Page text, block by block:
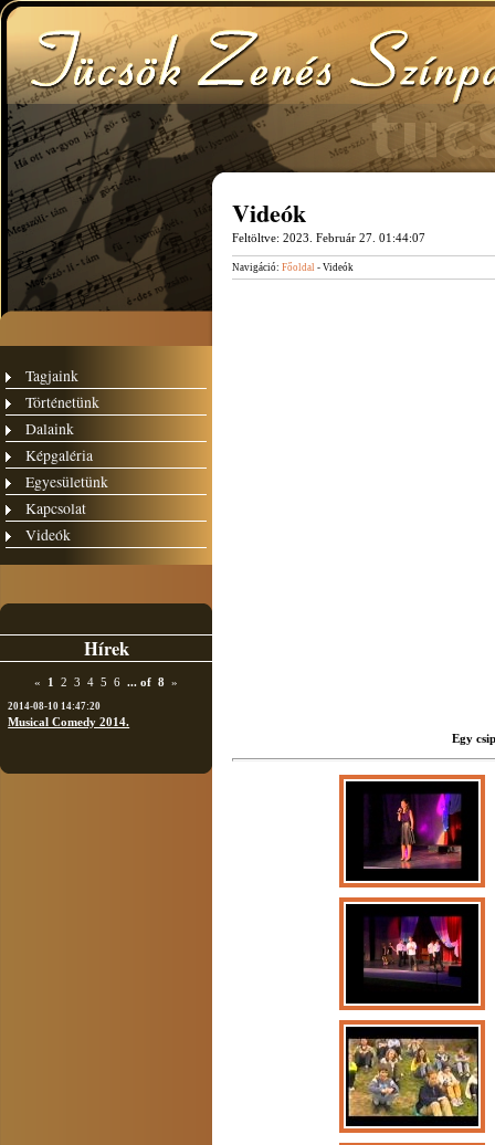
Tagjaink
Történetünk
Dalaink
Képgaléria
Egyesületünk
Kapcsolat
Videók
Hírek
« 1 2 3 4 5 6 ... of 8 »
2014-08-10 14:47:20
Musical Comedy 2014.
Videók
Feltöltve: 2023. Február 27. 01:44:07
Navigáció: Főoldal - Videók
Egy